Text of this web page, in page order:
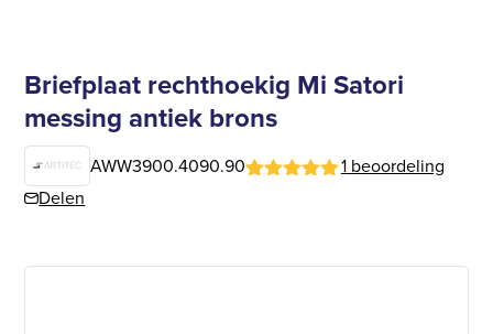
Briefplaat rechthoekig Mi Satori
messing antiek brons
AWW3900.4090.90
klantbeoordeling
1beoordeling
Delen